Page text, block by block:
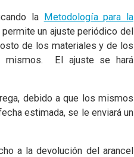
la Metodología para la
un ajuste periódico del
de los materiales y de los
mismos. El ajuste se hará
debido a que los mismos
estimada, se le enviará un
a la devolución del arancel